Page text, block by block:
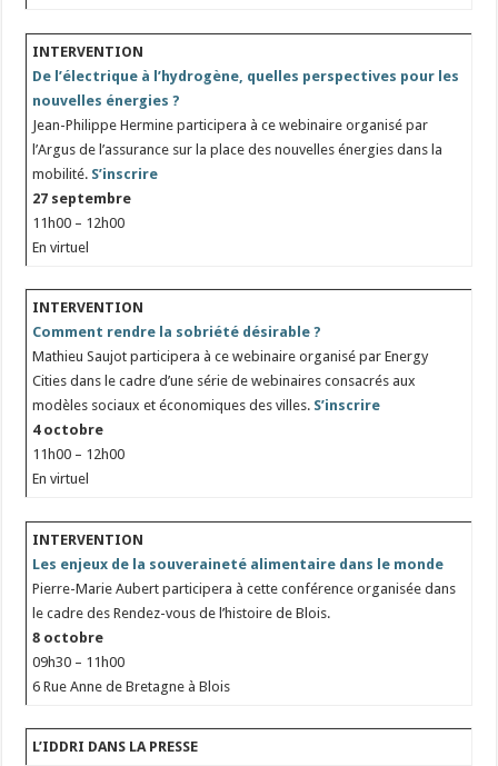
INTERVENTION
De l’électrique à l’hydrogène, quelles perspectives pour les
nouvelles énergies ?
Jean-Philippe Hermine participera à ce webinaire organisé par
l’Argus de l’assurance sur la place des nouvelles énergies dans la
mobilité. S’inscrire
27 septembre
11h00 – 12h00
En virtuel
INTERVENTION
Comment rendre la sobriété désirable ?
Mathieu Saujot participera à ce webinaire organisé par Energy
Cities dans le cadre d’une série de webinaires consacrés aux
modèles sociaux et économiques des villes. S’inscrire
4 octobre
11h00 – 12h00
En virtuel
INTERVENTION
Les enjeux de la souveraineté alimentaire dans le monde
Pierre-Marie Aubert participera à cette conférence organisée dans
le cadre des Rendez-vous de l’histoire de Blois.
8 octobre
09h30 – 11h00
6 Rue Anne de Bretagne à Blois
L’IDDRI DANS LA PRESSE